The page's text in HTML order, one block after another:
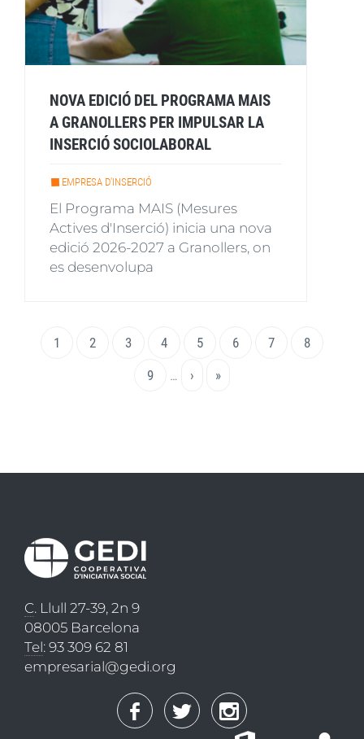
NOVA EDICIÓ DEL PROGRAMA MAIS
A GRANOLLERS PER IMPULSAR LA
INSERCIÓ SOCIOLABORAL
EMPRESA D'INSERCIÓ
El Programa MAIS (Mesures
Actives d'Inserció) inicia una nova
edició 2026-2027 a Granollers, on
es desenvolupa
PaginacióPàgina
1 Page
2 Page
3 Page
4 Page
5 Page
6 Page
7 Page
8
Page
9 …
Pàgina
›
Última
»
C. Llull 27-39, 2n 9
08005 Barcelona
Tel: 93 309 62 81
empresarial@gedi.org